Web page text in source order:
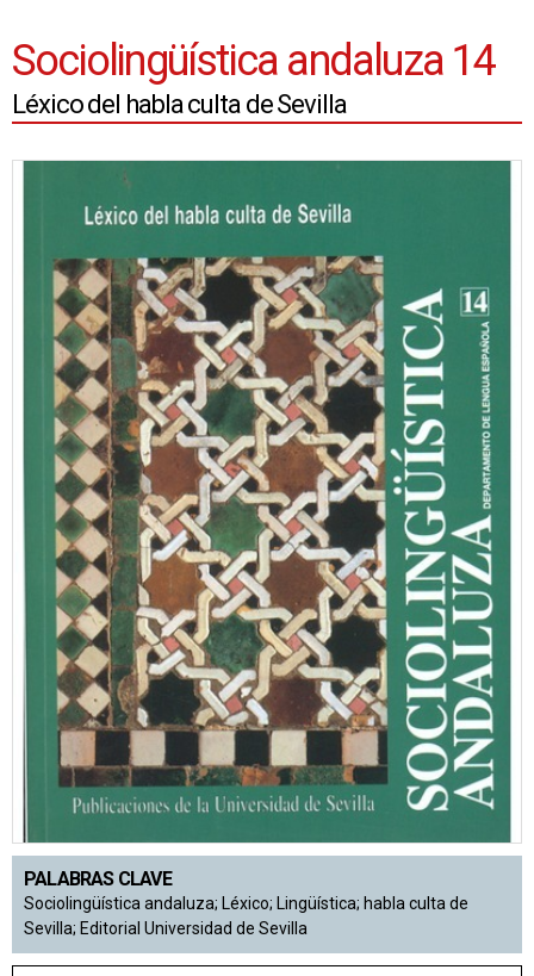
Sociolingüística andaluza 14
Léxico del habla culta de Sevilla
PALABRAS CLAVE
Sociolingüística andaluza; Léxico; Lingüística; habla culta de
Sevilla; Editorial Universidad de Sevilla